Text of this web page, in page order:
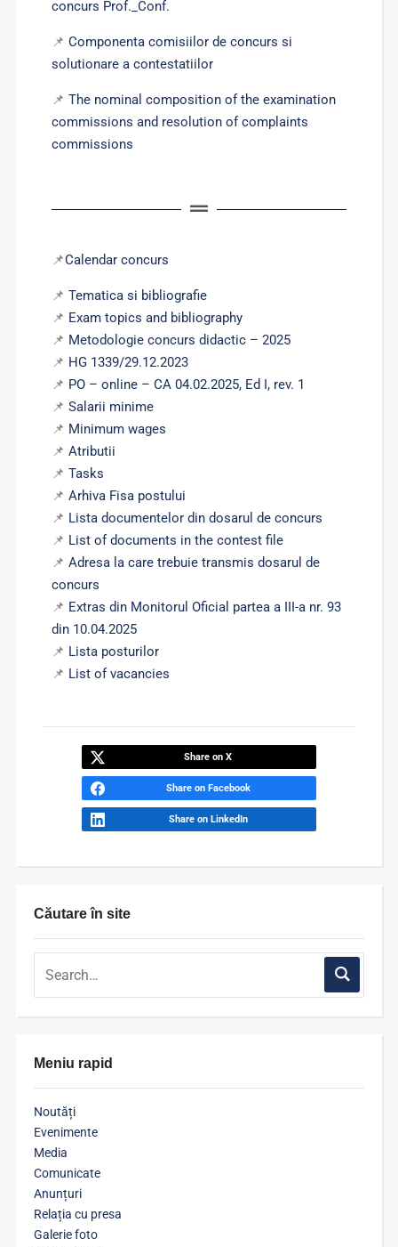
Căutare în site
Meniu rapid
Noutăți
Evenimente
Media
Comunicate
Anunțuri
Relația cu presa
Galerie foto
concurs Prof._Conf.
📌 Componenta comisiilor de concurs si
solutionare a contestatiilor
📌 The nominal composition of the examination
commissions and resolution of complaints
commissions
📌Calendar concurs
📌 Tematica si bibliografie
📌 Exam topics and bibliography
📌 Metodologie concurs didactic – 2025
📌 HG 1339/29.12.2023
📌 PO – online – CA 04.02.2025, Ed I, rev. 1
📌 Salarii minime
📌 Minimum wages
📌 Atributii
📌 Tasks
📌 Arhiva Fisa postului
📌 Lista documentelor din dosarul de concurs
📌 List of documents in the contest file
📌 Adresa la care trebuie transmis dosarul de
concurs
📌 Extras din Monitorul Oficial partea a III-a nr. 93
din 10.04.2025
📌 Lista posturilor
📌 List of vacancies
Share on X
Share on Facebook
Share on LinkedIn